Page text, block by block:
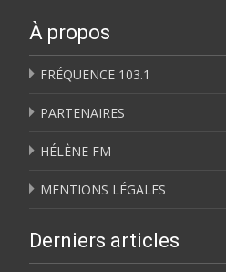
À propos
FRÉQUENCE 103.1
PARTENAIRES
HÉLÈNE FM
MENTIONS LÉGALES
Derniers articles